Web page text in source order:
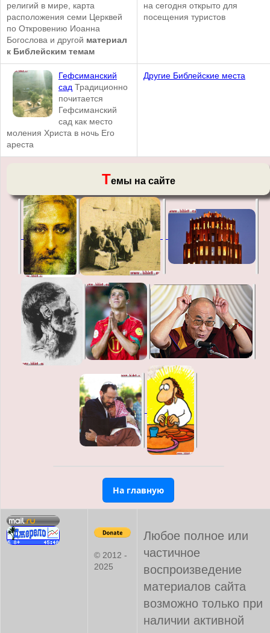
религий в мире, карта
расположения семи Церквей
по Откровению Иоанна
Богослова и другой материал
к Библейским темам
на сегодня открыто для
посещения туристов
Гефсиманский
сад Традиционно
почитается
Гефсиманский
сад как место
моления Христа в ночь Его
ареста
Другие Библейские места
Темы на сайте
На главную
© 2012 -
2025
Любое полное или
частичное
воспроизведение
материалов сайта
возможно только при
наличии активной